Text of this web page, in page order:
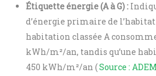
Étiquette énergie (A à G) :
d’énergie primaire de
habitation classée A
kWh/m²/an, tandis qu’une
450 kWh/m²/an (Source :